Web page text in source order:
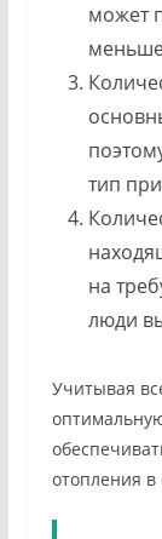
может
тип
на
люди
Учитывая
отопления